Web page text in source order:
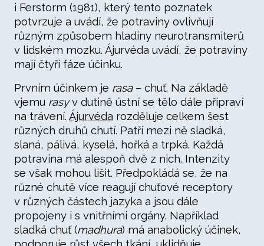
i Ferstorm (1981), který tento poznatek
potvrzuje a uvádí, že potraviny ovlivňují
různým způsobem hladiny neurotransmiterů
v lidském mozku. Ájurvéda uvádí, že potraviny
mají čtyři fáze účinku.
Prvním účinkem je rasa – chuť. Na základě
vjemu rasyv dutině ústní se tělo dále připraví
na trávení. Ájurvéda rozděluje celkem šest
různých druhů chutí. Patří mezi ně sladká,
slaná, pálivá, kyselá, hořká a trpká. Každá
potravina má alespoň dvě z nich. Intenzity
se však mohou lišit. Předpokládá se, že na
různé chutě více reagují chuťové receptory
v různých částech jazyka a jsou dále
propojeny i s vnitřními orgány. Například
sladká chuť (madhura) má anabolický účinek,